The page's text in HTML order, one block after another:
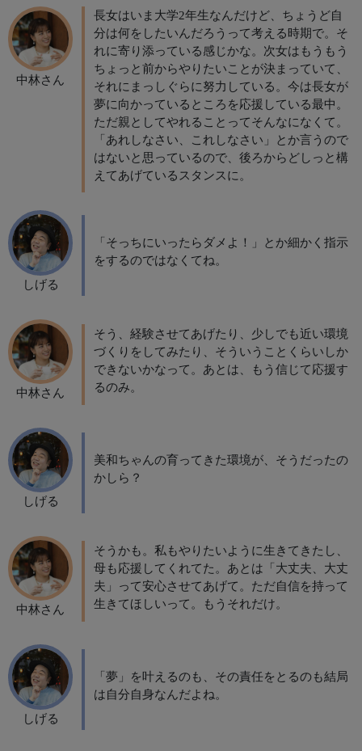
中林さん
長女はいま大学2年生なんだけど、ちょうど自
分は何をしたいんだろうって考える時期で。そ
れに寄り添っている感じかな。次女はもうもう
ちょっと前からやりたいことが決まっていて、
それにまっしぐらに努力している。今は長女が
夢に向かっているところを応援している最中。
ただ親としてやれることってそんなになくて。
「あれしなさい、これしなさい」とか言うので
はないと思っているので、後ろからどしっと構
えてあげているスタンスに。
しげる
「そっちにいったらダメよ！」とか細かく指示
をするのではなくてね。
中林さん
そう、経験させてあげたり、少しでも近い環境
づくりをしてみたり、そういうことくらいしか
できないかなって。あとは、もう信じて応援す
るのみ。
しげる
美和ちゃんの育ってきた環境が、そうだったの
かしら？
中林さん
そうかも。私もやりたいように生きてきたし、
母も応援してくれてた。あとは「大丈夫、大丈
夫」って安心させてあげて。ただ自信を持って
生きてほしいって。もうそれだけ。
しげる
「夢」を叶えるのも、その責任をとるのも結局
は自分自身なんだよね。